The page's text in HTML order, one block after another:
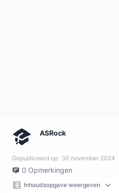
ASRock
Gepubliceerd op: 30 november 2024
0 Opmerkingen
Inhoudsopgave weergeven